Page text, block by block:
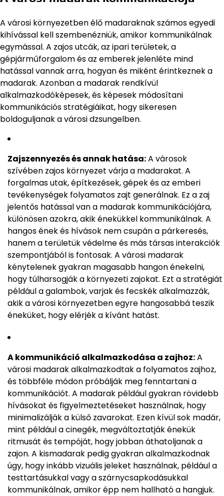
A városi környezetben élő madaraknak számos egyedi
kihívással kell szembenézniük, amikor kommunikálnak
egymással. A zajos utcák, az ipari területek, a
gépjárműforgalom és az emberek jelenléte mind
hatással vannak arra, hogyan és miként érintkeznek a
madarak. Azonban a madarak rendkívül
alkalmazkodóképesek, és képesek módosítani
kommunikációs stratégiáikat, hogy sikeresen
boldoguljanak a városi dzsungelben.
Zajszennyezés és annak hatása:A városok
szívében zajos környezet várja a madarakat. A
forgalmas utak, építkezések, gépek és az emberi
tevékenységek folyamatos zajt generálnak. Ez a zaj
jelentős hatással van a madarak kommunikációjára,
különösen azokra, akik énekükkel kommunikálnak. A
hangos ének és hívások nem csupán a párkeresés,
hanem a területük védelme és más társas interakciók
szempontjából is fontosak. A városi madarak
kénytelenek gyakran magasabb hangon énekelni,
hogy túlharsogják a környezeti zajokat. Ezt a stratégiát
például a galambok, varjak és fecskék alkalmazzák,
akik a városi környezetben egyre hangosabbá teszik
éneküket, hogy elérjék a kívánt hatást.
A kommunikáció alkalmazkodása a zajhoz:A
városi madarak alkalmazkodtak a folyamatos zajhoz,
és többféle módon próbálják meg fenntartani a
kommunikációt. A madarak például gyakran rövidebb
hívásokat és figyelmeztetéseket használnak, hogy
minimalizálják a külső zavarokat. Ezen kívül sok madár,
mint például a cinegék, megváltoztatják énekük
ritmusát és tempóját, hogy jobban áthatoljanak a
zajon. A kismadarak pedig gyakran alkalmazkodnak
úgy, hogy inkább vizuális jeleket használnak, például a
testtartásukkal vagy a szárnycsapkodásukkal
kommunikálnak, amikor épp nem hallható a hangjuk.